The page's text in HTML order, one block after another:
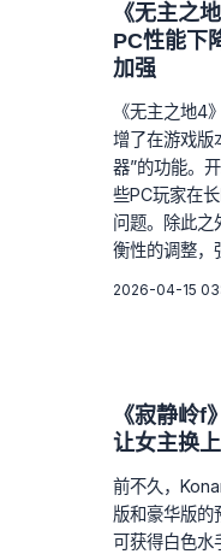
《无主之
PC性能下
加强
《无主之地4
增了在游戏版
器”的功能。
些PC玩家在
问题。除此之
衡性的调整，
2026-04-15
《寂静岭f
让女主换
前不久，
版和豪华版的
可获得白色水